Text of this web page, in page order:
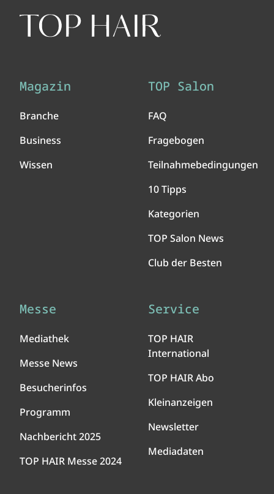
Magazin
Branche
Business
Wissen
TOP Salon
FAQ
Fragebogen
Teilnahmebedingungen
10 Tipps
Kategorien
TOP Salon News
Club der Besten
Messe
Mediathek
Messe News
Besucherinfos
Programm
Nachbericht 2025
TOP HAIR Messe 2024
Service
TOP HAIR
International
TOP HAIR Abo
Kleinanzeigen
Newsletter
Mediadaten